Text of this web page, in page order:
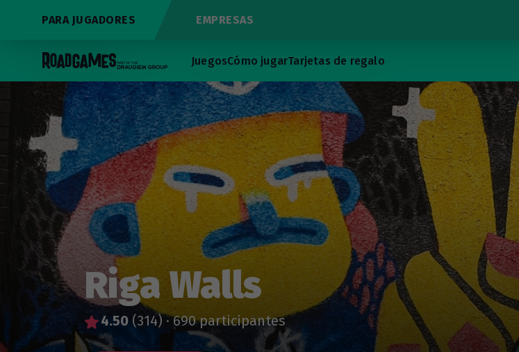
PARA JUGADORES EMPRESAS
JuegosCómo jugarTarjetas de regalo
Riga Walls
4.50 (314) ·690 participantes